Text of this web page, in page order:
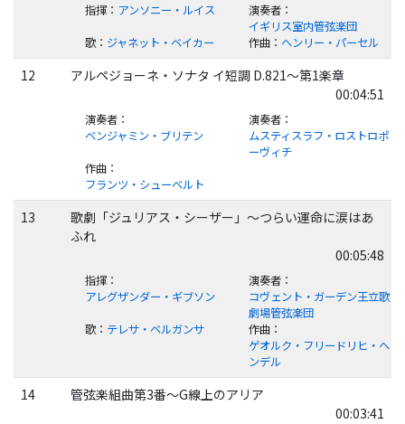
指揮： アンソニー・ルイス 演奏者：
イギリス室内管弦楽団
歌： ジャネット・ベイカー 作曲： ヘンリー・パーセル
12
アルペジョーネ・ソナタ イ短調 D.821～第1楽章
00:04:51
演奏者：
ベンジャミン・ブリテン
演奏者：
ムスティスラフ・ロストロポ
ーヴィチ
作曲：
フランツ・シューベルト
13
歌劇「ジュリアス・シーザー」～つらい運命に涙はあ
ふれ
00:05:48
指揮：
アレグザンダー・ギブソン
演奏者：
コヴェント・ガーデン王立歌
劇場管弦楽団
歌： テレサ・ベルガンサ 作曲：
ゲオルク・フリードリヒ・ヘ
ンデル
14
管弦楽組曲第3番～G線上のアリア
00:03:41